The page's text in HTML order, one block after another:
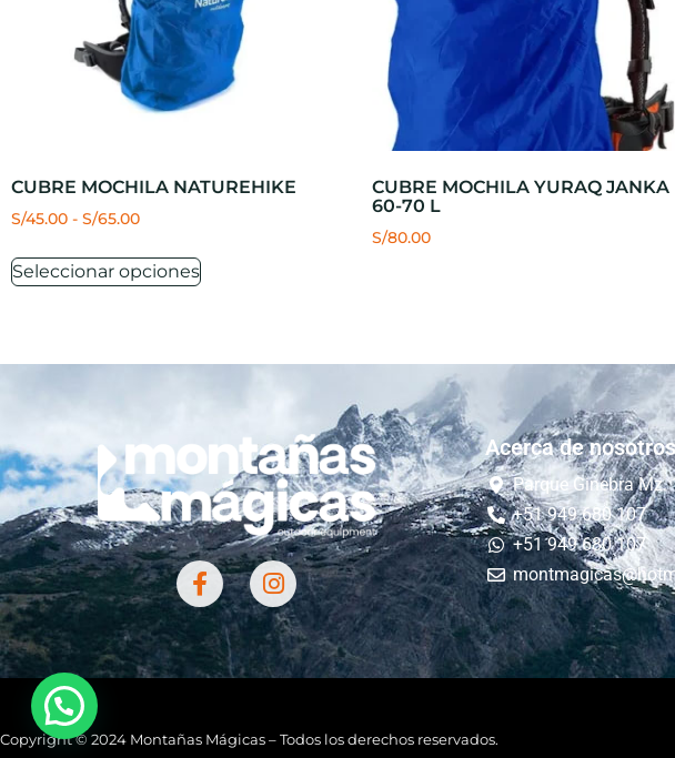
CUBRE MOCHILA NATUREHIKE
S/45.00 - S/65.00
Seleccionar opciones
CUBRE MOCHILA YURAQ JANKA
60-70 L
S/80.00
Acerca de nosotros
Parque Ginebra Mz.
+51 949 680 107
+51 949 680 107
Copyright © 2024 Montañas Mágicas – Todos los derechos reservados.